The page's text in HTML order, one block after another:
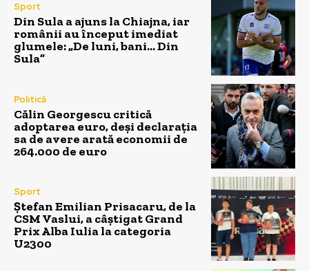
Sport
Din Sula a ajuns la Chiajna, iar
românii au început imediat
glumele: „De luni, bani… Din
Sula”
Politică
Călin Georgescu critică
adoptarea euro, deși declarația
sa de avere arată economii de
264.000 de euro
Sport
Ștefan Emilian Prisacaru, de la
CSM Vaslui, a câștigat Grand
Prix Alba Iulia la categoria
U2300